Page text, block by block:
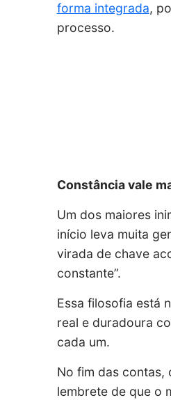
forma integrada,
processo.
Constância vale
Um dos maiores
início leva muita
virada de chave
constante”.
Essa filosofia está
real e duradoura
cada um.
No fim das contas,
lembrete de que o